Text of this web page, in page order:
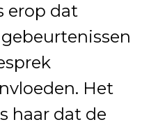
erop dat
Het
haar dat de